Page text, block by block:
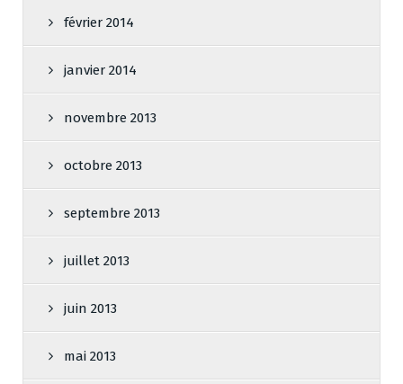
février 2014
janvier 2014
novembre 2013
octobre 2013
septembre 2013
juillet 2013
juin 2013
mai 2013